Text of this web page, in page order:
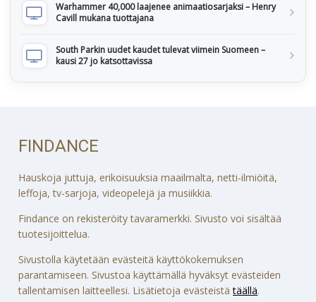
Warhammer 40,000 laajenee animaatiosarjaksi – Henry
Cavill mukana tuottajana
South Parkin uudet kaudet tulevat viimein Suomeen –
kausi 27 jo katsottavissa
FINDANCE
Hauskoja juttuja, erikoisuuksia maailmalta, netti-ilmiöitä,
leffoja, tv-sarjoja, videopelejä ja musiikkia.
Findance on rekisteröity tavaramerkki. Sivusto voi sisältää
tuotesijoittelua.
Sivustolla käytetään evästeitä käyttökokemuksen
parantamiseen. Sivustoa käyttämällä hyväksyt evästeiden
tallentamisen laitteellesi. Lisätietoja evästeistätäällä.